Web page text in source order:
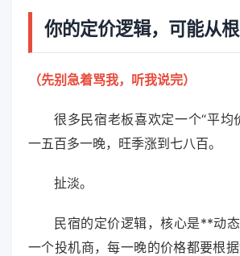
你的定价逻辑，可能从
（先别急着骂我，听我说完）
很多民宿老板喜欢定一个“平均
一五百多一晚，旺季涨到七八百。
扯淡。
民宿的定价逻辑，核心是**动
一个投机商，每一晚的价格都要根